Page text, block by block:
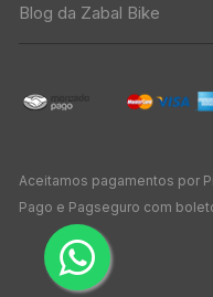
Blog da Zabal Bike
Aceitamos pagamentos por
Pago e Pagseguro com